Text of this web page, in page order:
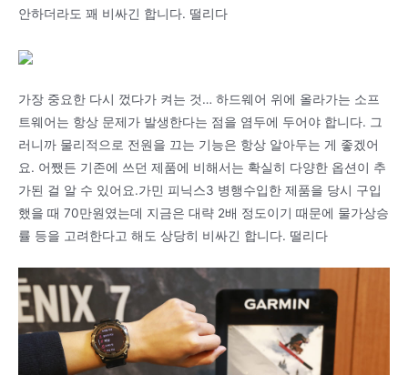
안하더라도 꽤 비싸긴 합니다. 떨리다
가장 중요한 다시 껐다가 켜는 것… 하드웨어 위에 올라가는 소프
트웨어는 항상 문제가 발생한다는 점을 염두에 두어야 합니다. 그
러니까 물리적으로 전원을 끄는 기능은 항상 알아두는 게 좋겠어
요. 어쨌든 기존에 쓰던 제품에 비해서는 확실히 다양한 옵션이 추
가된 걸 알 수 있어요.가민 피닉스3 병행수입한 제품을 당시 구입
했을 때 70만원였는데 지금은 대략 2배 정도이기 때문에 물가상승
률 등을 고려한다고 해도 상당히 비싸긴 합니다. 떨리다